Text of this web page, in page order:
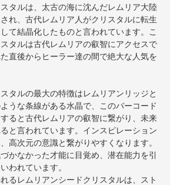
タルは、太古の海に沈んだレムリア大陸
れ、古代レムリア人がクリスタルに転生
て結晶化したものと言われています。こ
タルは古代レムリアの叡智にアクセスで
直後からヒーラー達の間で絶大な人気を
タルの最大の特徴はレムリアンリッジと
うな条線がある水晶で、このバーコード
ると古代レムリアの叡智に繋がり、未来
と言われています。インスピレーション
高次元の意識と繋がりやすくなります。
かなかった才能に目覚め、潜在能力を引
われています。
るレムリアンシードクリスタルは、スト